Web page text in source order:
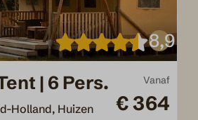
8,9
Vanaf
€ 364
| 6 Pers.
Holland, Huizen